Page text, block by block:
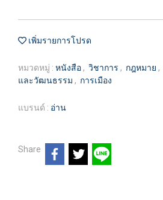
เพิ่มรายการโปรด
หมวดหมู่ : หนังสือ , วิชาการ , กฎหมาย ,
และวัฒนธรรม , การเมือง
แบรนด์ : อ่าน
Share